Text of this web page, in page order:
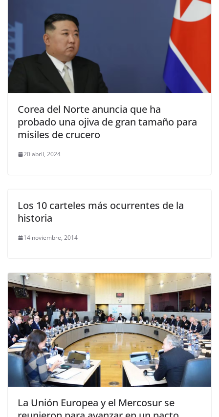
Corea del Norte anuncia que ha
probado una ojiva de gran tamaño para
misiles de crucero
20 abril, 2024
Los 10 carteles más ocurrentes de la
historia
14 noviembre, 2014
La Unión Europea y el Mercosur se